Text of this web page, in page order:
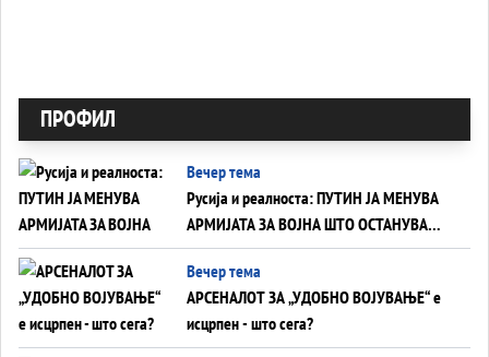
ПРОФИЛ
Вечер тема
Русија и реалноста: ПУТИН ЈА МЕНУВА
АРМИЈАТА ЗА ВОЈНА ШТО ОСТАНУВА
БЕЗ ФРОНТ
Вечер тема
АРСЕНАЛОТ ЗА „УДОБНО ВОЈУВАЊЕ“ е
исцрпен - што сега?